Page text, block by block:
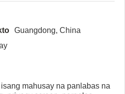
Guangdong, China
mahusay na panlabas na